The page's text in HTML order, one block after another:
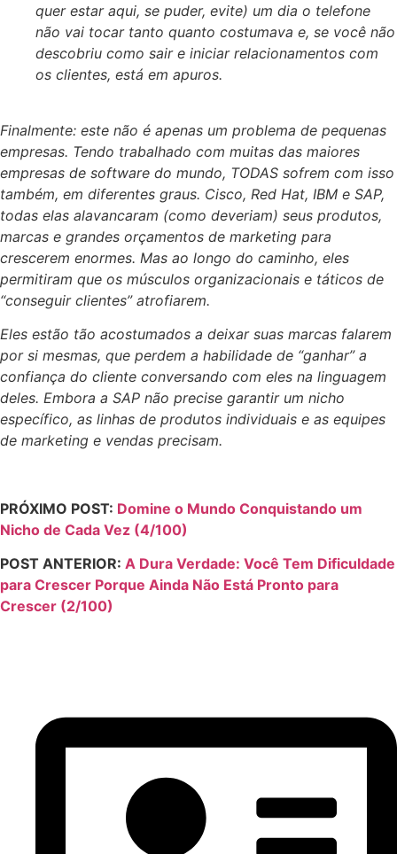
quer estar aqui, se puder, evite) um dia o telefone
não vai tocar tanto quanto costumava e, se você não
descobriu como sair e iniciar relacionamentos com
os clientes, está em apuros.
Finalmente: este não é apenas um problema de pequenas
empresas. Tendo trabalhado com muitas das maiores
empresas de software do mundo, TODAS sofrem com isso
também, em diferentes graus. Cisco, Red Hat, IBM e SAP,
todas elas alavancaram (como deveriam) seus produtos,
marcas e grandes orçamentos de marketing para
crescerem enormes. Mas ao longo do caminho, eles
permitiram que os músculos organizacionais e táticos de
“conseguir clientes” atrofiarem.
Eles estão tão acostumados a deixar suas marcas falarem
por si mesmas, que perdem a habilidade de “ganhar” a
confiança do cliente conversando com eles na linguagem
deles. Embora a SAP não precise garantir um nicho
específico, as linhas de produtos individuais e as equipes
de marketing e vendas precisam.
PRÓXIMO POST: Domine o Mundo Conquistando um
Nicho de Cada Vez (4/100)
POST ANTERIOR: A Dura Verdade: Você Tem Dificuldade
para Crescer Porque Ainda Não Está Pronto para
Crescer (2/100)